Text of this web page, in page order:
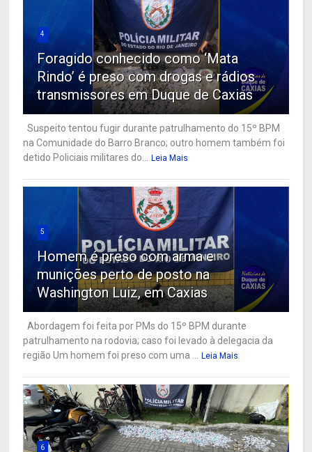
4
Foragido conhecido como ‘Mata
Rindo’ é preso com drogas e rádios
transmissores em Duque de Caxias
Suspeito tentou fugir durante patrulhamento do 15º BPM
na Comunidade do Barro Branco; outro homem também foi
detido Policiais militares do...
Leia Mais
5
Homem é preso com arma e
munições perto de posto na
Washington Luiz, em Caxias
Abordagem foi feita por PMs do 15º BPM durante
patrulhamento na rodovia; caso foi levado à delegacia da
região Um homem foi preso com uma ...
Leia Mais
6